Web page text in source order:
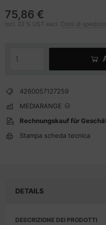
75,86 €
incl. 22 % UST escl. Costi di
4260057127259
MEDIARANGE
Rechnungskauf für
Stampa scheda tecnica
DETAILS
DESCRIZIONE DEI PRODOTTI